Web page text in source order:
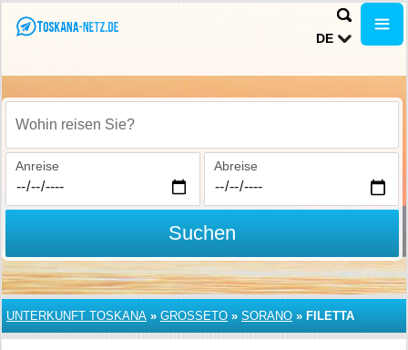
DE
Wohin reisen Sie?
Anreise Abreise
Suchen
UNTERKUNFT TOSKANA » GROSSETO » SORANO » FILETTA